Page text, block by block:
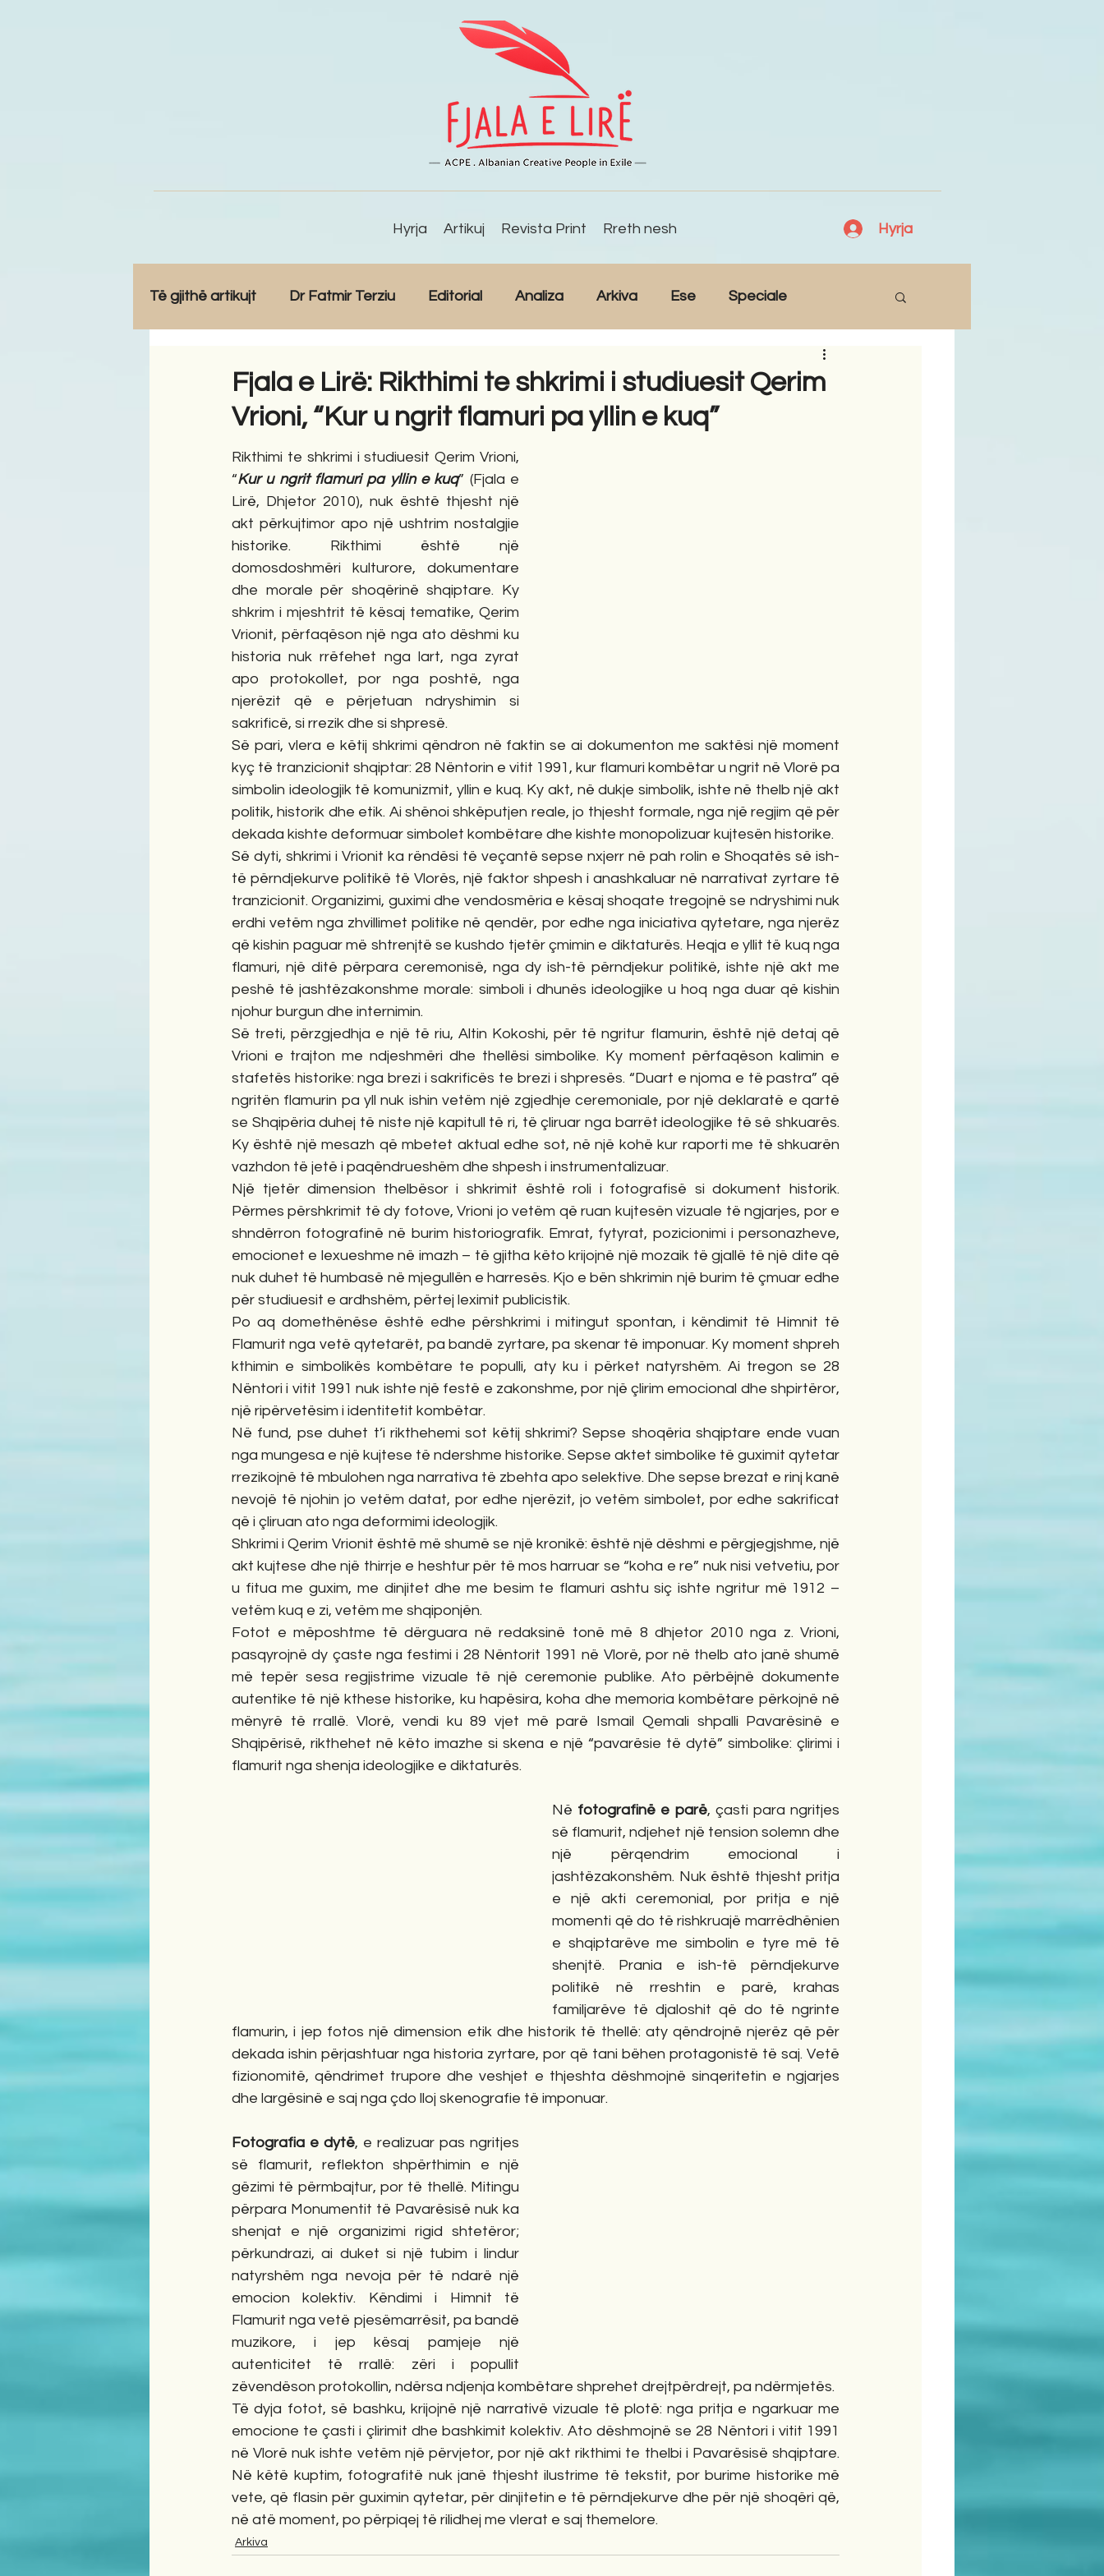
Hyrja Artikuj Revista Print Rreth nesh Hyrja
Të gjithë artikujt Dr Fatmir Terziu Editorial Analiza Arkiva Ese Speciale
Antologji Poezi Tregime Novela Romane English Përkthime
Fjala e Lirë: Rikthimi te shkrimi i studiuesit Qerim
Vrioni, “Kur u ngrit flamuri pa yllin e kuq”
Rikthimi te shkrimi i studiuesit Qerim Vrioni,
“Kur u ngrit flamuri pa yllin e kuq” (Fjala e
Lirë, Dhjetor 2010), nuk është thjesht një
akt përkujtimor apo një ushtrim nostalgjie
historike. Rikthimi është një
domosdoshmëri kulturore, dokumentare
dhe morale për shoqërinë shqiptare. Ky
shkrim i mjeshtrit të kësaj tematike, Qerim
Vrionit, përfaqëson një nga ato dëshmi ku
historia nuk rrëfehet nga lart, nga zyrat
apo protokollet, por nga poshtë, nga
njerëzit që e përjetuan ndryshimin si
sakrificë, si rrezik dhe si shpresë.
Së pari, vlera e këtij shkrimi qëndron në faktin se ai dokumenton me saktësi një moment
kyç të tranzicionit shqiptar: 28 Nëntorin e vitit 1991, kur flamuri kombëtar u ngrit në Vlorë pa
simbolin ideologjik të komunizmit, yllin e kuq. Ky akt, në dukje simbolik, ishte në thelb një akt
politik, historik dhe etik. Ai shënoi shkëputjen reale, jo thjesht formale, nga një regjim që për
dekada kishte deformuar simbolet kombëtare dhe kishte monopolizuar kujtesën historike.
Së dyti, shkrimi i Vrionit ka rëndësi të veçantë sepse nxjerr në pah rolin e Shoqatës së ish-
të përndjekurve politikë të Vlorës, një faktor shpesh i anashkaluar në narrativat zyrtare të
tranzicionit. Organizimi, guximi dhe vendosmëria e kësaj shoqate tregojnë se ndryshimi nuk
erdhi vetëm nga zhvillimet politike në qendër, por edhe nga iniciativa qytetare, nga njerëz
që kishin paguar më shtrenjtë se kushdo tjetër çmimin e diktaturës. Heqja e yllit të kuq nga
flamuri, një ditë përpara ceremonisë, nga dy ish-të përndjekur politikë, ishte një akt me
peshë të jashtëzakonshme morale: simboli i dhunës ideologjike u hoq nga duar që kishin
njohur burgun dhe internimin.
Së treti, përzgjedhja e një të riu, Altin Kokoshi, për të ngritur flamurin, është një detaj që
Vrioni e trajton me ndjeshmëri dhe thellësi simbolike. Ky moment përfaqëson kalimin e
stafetës historike: nga brezi i sakrificës te brezi i shpresës. “Duart e njoma e të pastra” që
ngritën flamurin pa yll nuk ishin vetëm një zgjedhje ceremoniale, por një deklaratë e qartë
se Shqipëria duhej të niste një kapitull të ri, të çliruar nga barrët ideologjike të së shkuarës.
Ky është një mesazh që mbetet aktual edhe sot, në një kohë kur raporti me të shkuarën
vazhdon të jetë i paqëndrueshëm dhe shpesh i instrumentalizuar.
Një tjetër dimension thelbësor i shkrimit është roli i fotografisë si dokument historik.
Përmes përshkrimit të dy fotove, Vrioni jo vetëm që ruan kujtesën vizuale të ngjarjes, por e
shndërron fotografinë në burim historiografik. Emrat, fytyrat, pozicionimi i personazheve,
emocionet e lexueshme në imazh – të gjitha këto krijojnë një mozaik të gjallë të një dite që
nuk duhet të humbasë në mjegullën e harresës. Kjo e bën shkrimin një burim të çmuar edhe
për studiuesit e ardhshëm, përtej leximit publicistik.
Po aq domethënëse është edhe përshkrimi i mitingut spontan, i këndimit të Himnit të
Flamurit nga vetë qytetarët, pa bandë zyrtare, pa skenar të imponuar. Ky moment shpreh
kthimin e simbolikës kombëtare te populli, aty ku i përket natyrshëm. Ai tregon se 28
Nëntori i vitit 1991 nuk ishte një festë e zakonshme, por një çlirim emocional dhe shpirtëror,
një ripërvetësim i identitetit kombëtar.
Në fund, pse duhet t’i rikthehemi sot këtij shkrimi? Sepse shoqëria shqiptare ende vuan
nga mungesa e një kujtese të ndershme historike. Sepse aktet simbolike të guximit qytetar
rrezikojnë të mbulohen nga narrativa të zbehta apo selektive. Dhe sepse brezat e rinj kanë
nevojë të njohin jo vetëm datat, por edhe njerëzit, jo vetëm simbolet, por edhe sakrificat
që i çliruan ato nga deformimi ideologjik.
Shkrimi i Qerim Vrionit është më shumë se një kronikë: është një dëshmi e përgjegjshme, një
akt kujtese dhe një thirrje e heshtur për të mos harruar se “koha e re” nuk nisi vetvetiu, por
u fitua me guxim, me dinjitet dhe me besim te flamuri ashtu siç ishte ngritur më 1912 –
vetëm kuq e zi, vetëm me shqiponjën.
Fotot e mëposhtme të dërguara në redaksinë tonë më 8 dhjetor 2010 nga z. Vrioni,
pasqyrojnë dy çaste nga festimi i 28 Nëntorit 1991 në Vlorë, por në thelb ato janë shumë
më tepër sesa regjistrime vizuale të një ceremonie publike. Ato përbëjnë dokumente
autentike të një kthese historike, ku hapësira, koha dhe memoria kombëtare përkojnë në
mënyrë të rrallë. Vlorë, vendi ku 89 vjet më parë Ismail Qemali shpalli Pavarësinë e
Shqipërisë, rikthehet në këto imazhe si skena e një “pavarësie të dytë” simbolike: çlirimi i
flamurit nga shenja ideologjike e diktaturës.
Në fotografinë e parë, çasti para ngritjes
së flamurit, ndjehet një tension solemn dhe
një përqendrim emocional i
jashtëzakonshëm. Nuk është thjesht pritja
e një akti ceremonial, por pritja e një
momenti që do të rishkruajë marrëdhënien
e shqiptarëve me simbolin e tyre më të
shenjtë. Prania e ish-të përndjekurve
politikë në rreshtin e parë, krahas
familjarëve të djaloshit që do të ngrinte
flamurin, i jep fotos një dimension etik dhe historik të thellë: aty qëndrojnë njerëz që për
dekada ishin përjashtuar nga historia zyrtare, por që tani bëhen protagonistë të saj. Vetë
fizionomitë, qëndrimet trupore dhe veshjet e thjeshta dëshmojnë sinqeritetin e ngjarjes
dhe largësinë e saj nga çdo lloj skenografie të imponuar.
Fotografia e dytë, e realizuar pas ngritjes
së flamurit, reflekton shpërthimin e një
gëzimi të përmbajtur, por të thellë. Mitingu
përpara Monumentit të Pavarësisë nuk ka
shenjat e një organizimi rigid shtetëror;
përkundrazi, ai duket si një tubim i lindur
natyrshëm nga nevoja për të ndarë një
emocion kolektiv. Këndimi i Himnit të
Flamurit nga vetë pjesëmarrësit, pa bandë
muzikore, i jep kësaj pamjeje një
autenticitet të rrallë: zëri i popullit
zëvendëson protokollin, ndërsa ndjenja kombëtare shprehet drejtpërdrejt, pa ndërmjetës.
Të dyja fotot, së bashku, krijojnë një narrativë vizuale të plotë: nga pritja e ngarkuar me
emocione te çasti i çlirimit dhe bashkimit kolektiv. Ato dëshmojnë se 28 Nëntori i vitit 1991
në Vlorë nuk ishte vetëm një përvjetor, por një akt rikthimi te thelbi i Pavarësisë shqiptare.
Në këtë kuptim, fotografitë nuk janë thjesht ilustrime të tekstit, por burime historike më
vete, që flasin për guximin qytetar, për dinjitetin e të përndjekurve dhe për një shoqëri që,
në atë moment, po përpiqej të rilidhej me vlerat e saj themelore.
Arkiva